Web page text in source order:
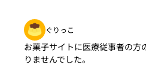
ぐりっこ
お菓子サイトに医療従事者の方
りませんでした。